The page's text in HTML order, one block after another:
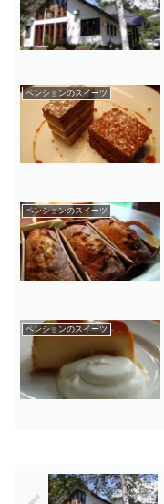
ペンションのスイーツ
ペンションのスイーツ
ペンションのスイーツ